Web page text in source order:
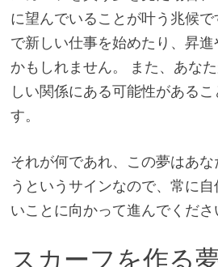
に望んでいることが叶う兆候
で新しい仕事を始めたり、昇
かもしれません。 また、あな
しい関係にある可能性がある
す。
それが何であれ、この夢はあ
うというサインなので、常に
いことに向かって進んでくださ
スカーフを作る